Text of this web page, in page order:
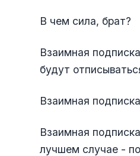
В чем сила, брат?
Взаимная
будут
Взаимная
Взаимная
лучшем случае -